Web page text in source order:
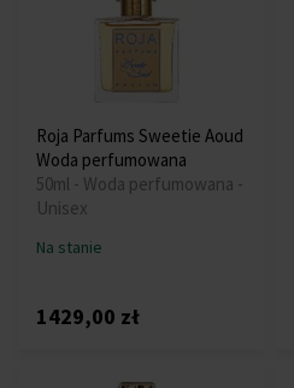
Roja Parfums Sweetie Aoud
Woda perfumowana
50ml - Woda perfumowana -
Unisex
Na stanie
1429,00 zł